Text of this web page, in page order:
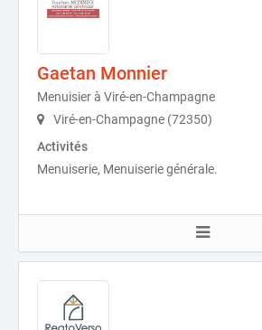
Gaetan Monnier
Menuisier à Viré-en-Champagne
Viré-en-Champagne (72350)
Activités
Menuiserie, Menuiserie générale.